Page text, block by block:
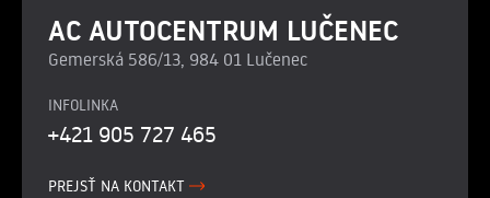
AC AUTOCENTRUM LUČENEC
Gemerská 586/13, 984 01 Lučenec
INFOLINKA
+421 905 727 465
PREJSŤ NA KONTAKT